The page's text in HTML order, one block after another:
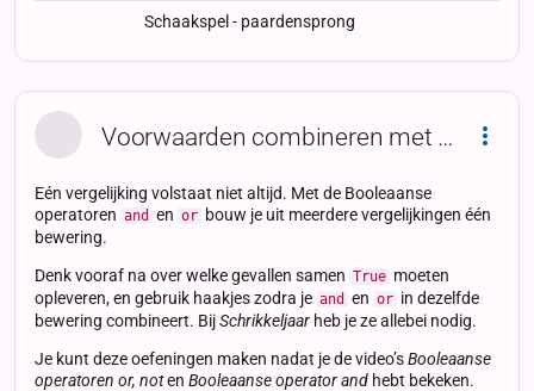
Schaakspel - paardensprong
Voorwaarden combineren met and en or
Eén vergelijking volstaat niet altijd. Met de Booleaanse
operatoren and en or bouw je uit meerdere vergelijkingen één
bewering.
Denk vooraf na over welke gevallen samen True moeten
opleveren, en gebruik haakjes zodra je and en or in dezelfde
bewering combineert. BijSchrikkeljaar heb je ze allebei nodig.
Je kunt deze oefeningen maken nadat je de video’sBooleaanse
operatoren or, noten Booleaanse operator and hebt bekeken.